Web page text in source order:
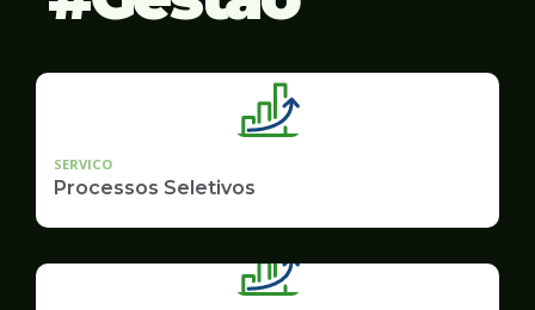
SERVICO
Processos Seletivos